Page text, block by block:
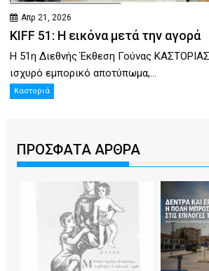
Απρ 21, 2026
KIFF 51: Η εικόνα μετά την αγορά
Η 51η Διεθνής Έκθεση Γούνας
ισχυρό εμπορικό αποτύπωμα,...
Καστοριά
ΠΡΟΣΦΑΤΑ ΑΡΘΡΑ